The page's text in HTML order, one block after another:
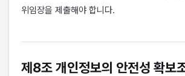
위임장을 제출해야 합니다.
제8조 개인정보의 안전성 확보